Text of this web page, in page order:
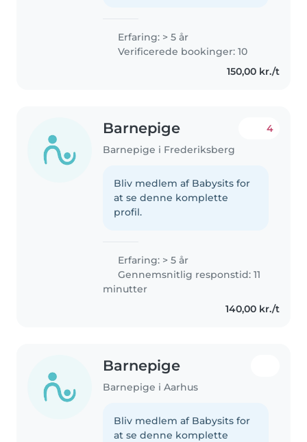
Erfaring: > 5 år
Verificerede bookinger: 10
150,00 kr./t
Barnepige
Barnepige i Frederiksberg
4
Bliv medlem af Babysits for
at se denne komplette
profil.
Erfaring: > 5 år
Gennemsnitlig responstid: 11
minutter
140,00 kr./t
Barnepige
Barnepige i Aarhus
Bliv medlem af Babysits for
at se denne komplette